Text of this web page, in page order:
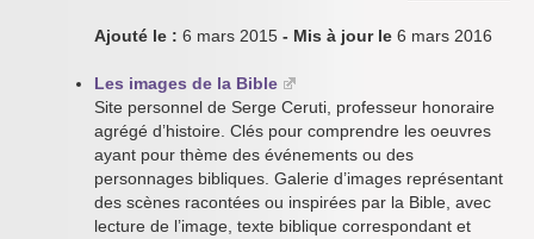
Ajouté le : 6 mars 2015 - Mis à jour le 6 mars 2016
Les images de la Bible
Site personnel de Serge Ceruti, professeur honoraire
agrégé d’histoire. Clés pour comprendre les oeuvres
ayant pour thème des événements ou des
personnages bibliques. Galerie d’images représentant
des scènes racontées ou inspirées par la Bible, avec
lecture de l’image, texte biblique correspondant et